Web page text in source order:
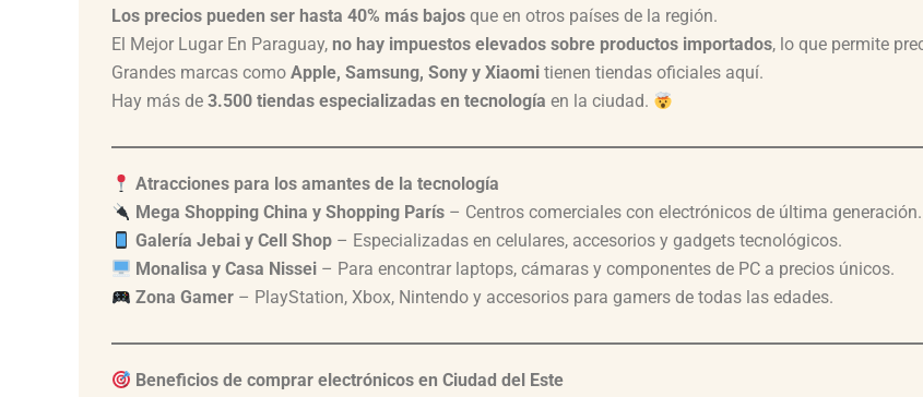
Los precios pueden ser hasta 40% más bajos que en otros países de la región.
El Mejor Lugar En Paraguay, no hay impuestos elevados sobre productos importados, lo que permite
Grandes marcas como Apple, Samsung, Sony y Xiaomi tienen tiendas oficiales aquí.
Hay más de 3.500 tiendas especializadas en tecnología en la ciudad.
Atracciones para los amantes de la tecnología
Mega Shopping China y Shopping París – Centros comerciales con electrónicos de última generación.
Galería Jebai y Cell Shop – Especializadas en celulares, accesorios y gadgets tecnológicos.
Monalisa y Casa Nissei – Para encontrar laptops, cámaras y componentes de PC a precios únicos.
Zona Gamer – PlayStation, Xbox, Nintendo y accesorios para gamers de todas las edades.
Beneficios de comprar electrónicos en Ciudad del Este